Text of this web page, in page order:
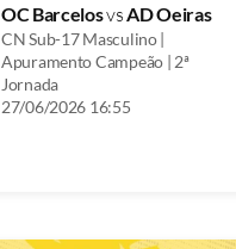
OC BarcelosvsAD Oeiras
CN Sub-17 Masculino |
Apuramento Campeão | 2ª
Jornada
27/06/2026 16:55